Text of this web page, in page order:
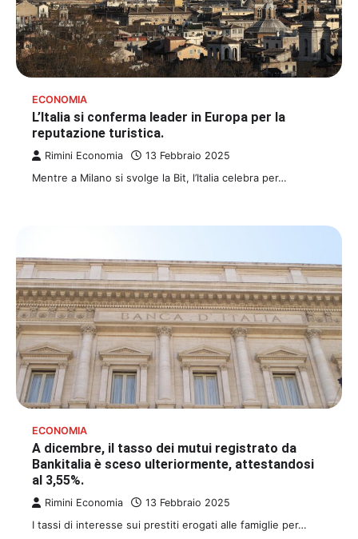
ECONOMIA
L’Italia si conferma leader in Europa per la
reputazione turistica.
Rimini Economia 13 Febbraio 2025
Mentre a Milano si svolge la Bit, l’Italia celebra per…
ECONOMIA
A dicembre, il tasso dei mutui registrato da
Bankitalia è sceso ulteriormente, attestandosi
al 3,55%.
Rimini Economia 13 Febbraio 2025
I tassi di interesse sui prestiti erogati alle famiglie per…